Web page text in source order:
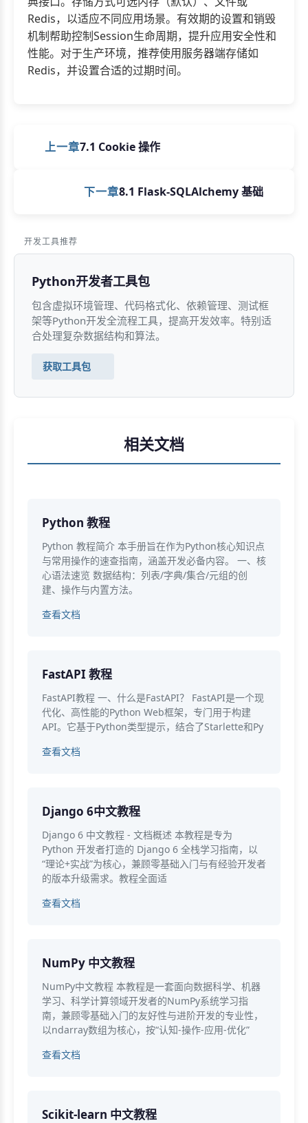
Redis，以适应不同应用场景。有效期的设置和销毁
机制帮助控制Session生命周期，提升应用安全性和
性能。对于生产环境，推荐使用服务器端存储如
Redis，并设置合适的过期时间。
上一章7.1 Cookie 操作
下一章8.1 Flask-SQLAlchemy 基础
开发工具推荐
Python开发者工具包
包含虚拟环境管理、代码格式化、依赖管理、测试框
架等Python开发全流程工具，提高开发效率。特别适
合处理复杂数据结构和算法。
获取工具包
相关文档
Python 教程
Python 教程简介 本手册旨在作为Python核心知识点
与常用操作的速查指南，涵盖开发必备内容。 一、核
心语法速览 数据结构：列表/字典/集合/元组的创
建、操作与内置方法。
查看文档
FastAPI 教程
FastAPI教程 一、什么是FastAPI？ FastAPI是一个现
代化、高性能的Python Web框架，专门用于构建
API。它基于Python类型提示，结合了Starlette和Py
查看文档
Django 6中文教程
Django 6 中文教程 - 文档概述 本教程是专为
Python 开发者打造的 Django 6 全栈学习指南，以
“理论+实战”为核心，兼顾零基础入门与有经验开发者
的版本升级需求。教程全面适
查看文档
NumPy 中文教程
NumPy中文教程 本教程是一套面向数据科学、机器
学习、科学计算领域开发者的NumPy系统学习指
南，兼顾零基础入门的友好性与进阶开发的专业性，
以ndarray数组为核心，按“认知-操作-应用-优化”
查看文档
Scikit-learn 中文教程